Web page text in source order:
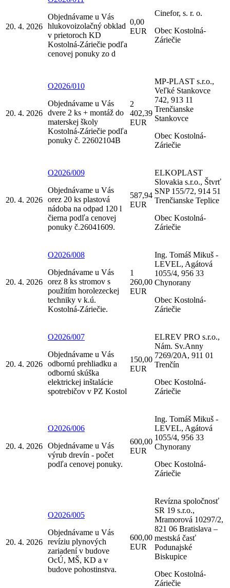
20. 4. 2026
Objednávame u Vás
hlukovoizolačný obklad
v prietoroch KD
Kostolná-Záriečie podľa
cenovej ponuky zo d
0,00
EUR
Cinefor, s. r. o.
Obec Kostolná-
Záriečie
20. 4. 2026
O2026/010
Objednávame u Vás
dvere 2 ks + montáž do
materskej školy
Kostolná-Záriečie podľa
ponuky č. 22602104B
2
402,39
EUR
MP-PLAST s.r.o.,
Veľké Stankovce
742, 913 11
Trenčianske
Stankovce
Obec Kostolná-
Záriečie
20. 4. 2026
O2026/009
Objednávame u Vás
orez 20 ks plastová
nádoba na odpad 120 l
čierna podľa cenovej
ponuky č.26041609.
587,94
EUR
ELKOPLAST
Slovakia s.r.o., Štvrť
SNP 155/72, 914 51
Trenčianske Teplice
Obec Kostolná-
Záriečie
20. 4. 2026
O2026/008
Objednávame u Vás
orez 8 ks stromov s
použitím horolezeckej
techniky v k.ú.
Kostolná-Záriečie.
1
260,00
EUR
Ing. Tomáš Mikuš -
LEVEL, Agátová
1055/4, 956 33
Chynorany
Obec Kostolná-
Záriečie
20. 4. 2026
O2026/007
Objednávame u Vás
odbornú prehliadku a
odbornú skúška
elektrickej inštalácie
spotrebičov v PZ Kostol
150,00
EUR
ELREV PRO s.r.o.,
Nám. Sv.Anny
7269/20A, 911 01
Trenčín
Obec Kostolná-
Záriečie
20. 4. 2026
O2026/006
Objednávame u Vás
výrub drevín - počet
podľa cenovej ponuky.
600,00
EUR
Ing. Tomáš Mikuš -
LEVEL, Agátová
1055/4, 956 33
Chynorany
Obec Kostolná-
Záriečie
20. 4. 2026
O2026/005
Objednávame u Vás
revíziu plynových
zariadení v budove
OcÚ, MŠ, KD a v
budove pohostinstva.
600,00
EUR
Revízna spoločnosť
SR 19 s.r.o.,
Mramorová 10297/2,
821 06 Bratislava –
mestská časť
Podunajské
Biskupice
Obec Kostolná-
Záriečie